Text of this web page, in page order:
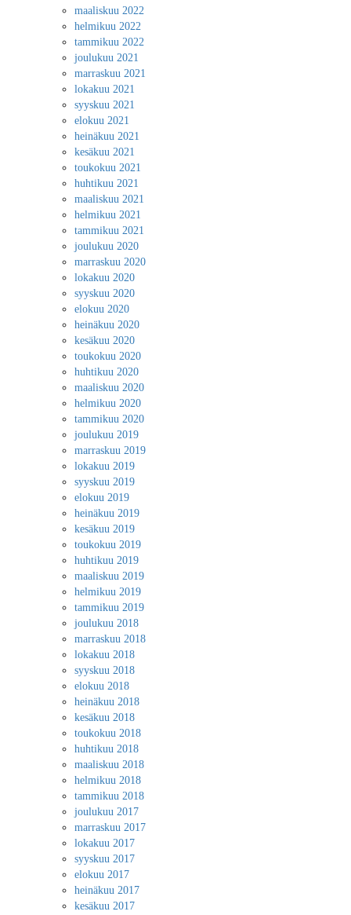
maaliskuu 2022
helmikuu 2022
tammikuu 2022
joulukuu 2021
marraskuu 2021
lokakuu 2021
syyskuu 2021
elokuu 2021
heinäkuu 2021
kesäkuu 2021
toukokuu 2021
huhtikuu 2021
maaliskuu 2021
helmikuu 2021
tammikuu 2021
joulukuu 2020
marraskuu 2020
lokakuu 2020
syyskuu 2020
elokuu 2020
heinäkuu 2020
kesäkuu 2020
toukokuu 2020
huhtikuu 2020
maaliskuu 2020
helmikuu 2020
tammikuu 2020
joulukuu 2019
marraskuu 2019
lokakuu 2019
syyskuu 2019
elokuu 2019
heinäkuu 2019
kesäkuu 2019
toukokuu 2019
huhtikuu 2019
maaliskuu 2019
helmikuu 2019
tammikuu 2019
joulukuu 2018
marraskuu 2018
lokakuu 2018
syyskuu 2018
elokuu 2018
heinäkuu 2018
kesäkuu 2018
toukokuu 2018
huhtikuu 2018
maaliskuu 2018
helmikuu 2018
tammikuu 2018
joulukuu 2017
marraskuu 2017
lokakuu 2017
syyskuu 2017
elokuu 2017
heinäkuu 2017
kesäkuu 2017